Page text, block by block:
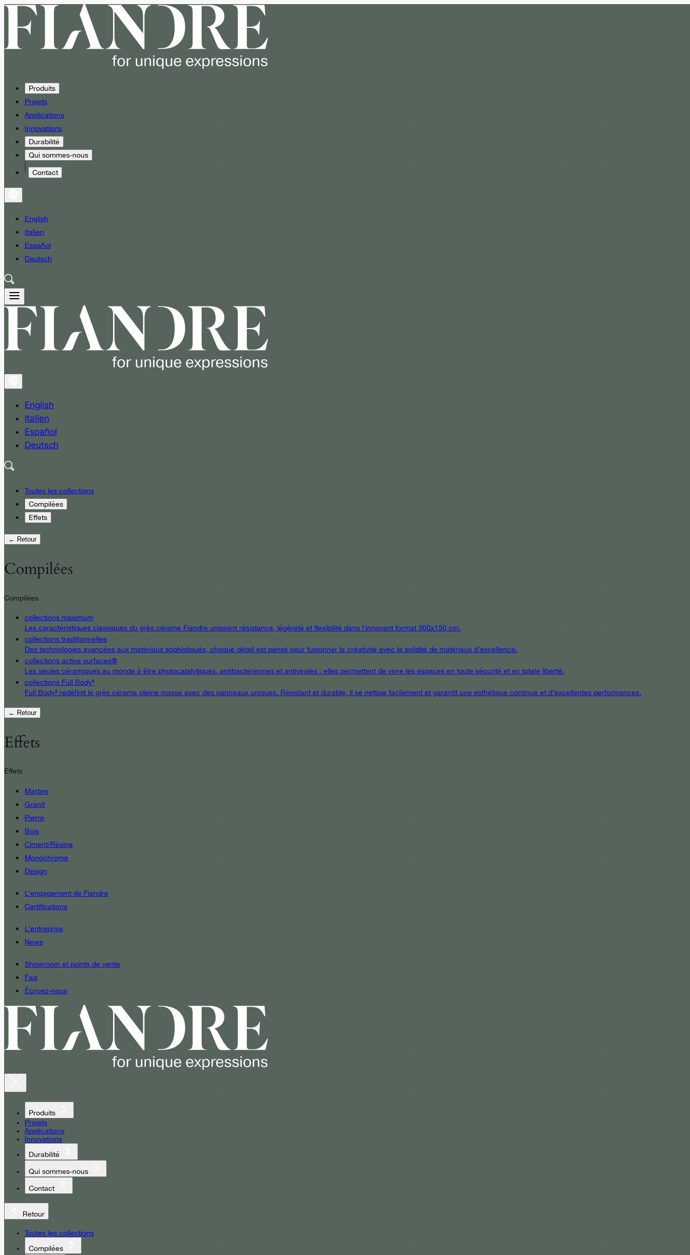
Produits
Projets
Applications
Innovations
Durabilité
Qui sommes-nous
Contact
English
Italien
Español
Deutsch
English
Italien
Español
Deutsch
Toutes les collections
Compilées
Effets
← Retour
Compilées
Compilées
collections maximum
Les caractéristiques classiques du grès cérame Fiandre unissent résistance, légèreté et flexibilité dans l’innovant format 300x150 cm.
collections traditionnelles
Des technologies avancées aux matériaux sophistiqués, chaque détail est pensé pour fusionner la créativité avec la solidité de matériaux d’excellence.
collections active surfaces®
Les seules céramiques au monde à être photocatalytiques, antibactériennes et antivirales : elles permettent de vivre les espaces en toute sécurité et en totale liberté.
collections Full Body³
Full Body³ redéfinit le grès cérame pleine masse avec des panneaux uniques. Résistant et durable, il se nettoie facilement et garantit une esthétique continue et d’excellentes performances.
← Retour
Effets
Effets
Marbre
Granit
Pierre
Bois
Ciment/Résine
Monochrome
Design
L’engagement de Fiandre
Certifications
L’entreprise
News
Showroom et points de vente
Faq
Écrivez-nous
Produits
Projets
Applications
Innovations
Durabilité
Qui sommes-nous
Contact
Retour
Toutes les collections
Compilées